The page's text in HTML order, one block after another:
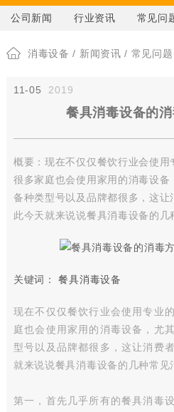
公司新闻 行业资讯 常见问
消毒设备 / 新闻资讯 / 常见问题
11-05 2019
餐具消毒设备的
概要：现在不仅仅餐饮行业会使用
很多家庭也会使用家用的消毒设
备种类型号以及品牌都很多，这让
此今天就来说说餐具消毒设备的几
关键词：餐具消毒设备
现在不仅仅餐饮行业会使用专业
庭也会使用家用的消毒设备，尤
型号以及品牌都很多，这让消费
就来说说餐具消毒设备的几种常见
第一，首先几乎所有的餐具消毒